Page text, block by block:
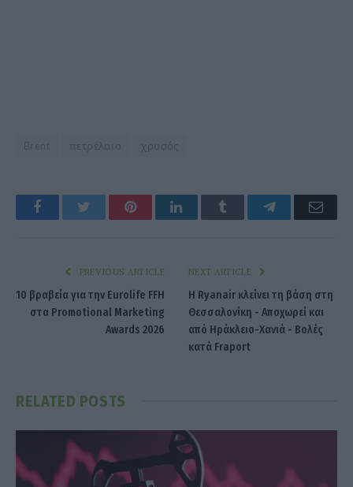
πετρέλαιο χρυσός
Facebook Twitter PinterestLinkedIn Tumblr Telegram
PREVIOUS ARTICLE
10 βραβεία για την Eurolife FFH
στα Promotional Marketing
Awards 2026
NEXT ARTICLE
Η Ryanair κλείνει τη βάση στη
Θεσσαλονίκη - Αποχωρεί και
από Ηράκλειο-Χανιά - Bολές
κατά Fraport
RELATED POSTS